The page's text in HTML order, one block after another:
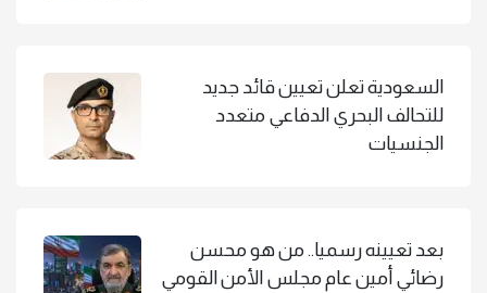
السعودية تعلن تعيين قائد جديد
للتحالف البحري الدفاعي متعدد
الجنسيات
بعد تعيينه رسميا.. من هو محسن
رضائي أمين عام مجلس الأمن القومي